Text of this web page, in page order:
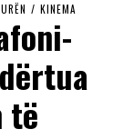
/ KINEMA
të